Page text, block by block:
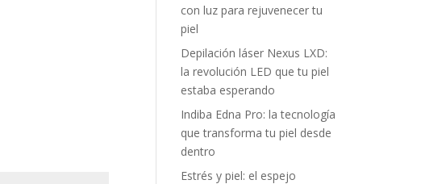
con luz para rejuvenecer tu
piel
Depilación láser Nexus LXD:
la revolución LED que tu piel
estaba esperando
Indiba Edna Pro: la tecnología
que transforma tu piel desde
dentro
Estrés y piel: el espejo